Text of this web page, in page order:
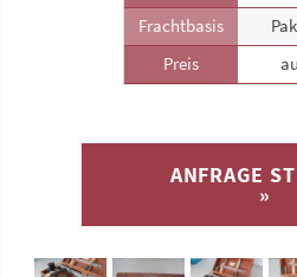
Frachtbasis
Preis
ANFRAGE
»